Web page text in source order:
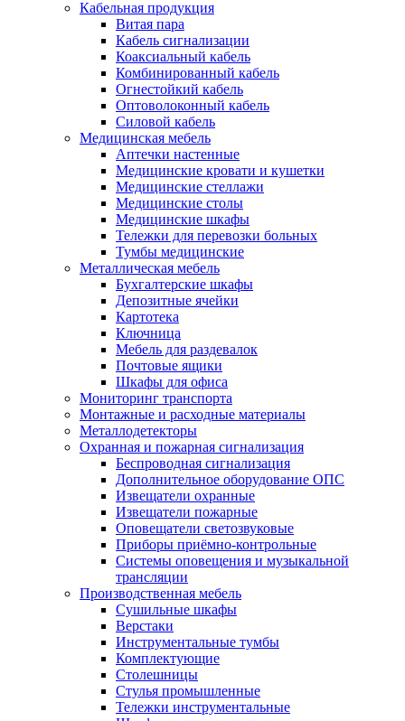
Кабельная продукция
Витая пара
Кабель сигнализации
Коаксиальный кабель
Комбинированный кабель
Огнестойкий кабель
Оптоволоконный кабель
Силовой кабель
Медицинская мебель
Аптечки настенные
Медицинские кровати и кушетки
Медицинские стеллажи
Медицинские столы
Медицинские шкафы
Тележки для перевозки больных
Тумбы медицинские
Металлическая мебель
Бухгалтерские шкафы
Депозитные ячейки
Картотека
Ключница
Мебель для раздевалок
Почтовые ящики
Шкафы для офиса
Мониторинг транспорта
Монтажные и расходные материалы
Металлодетекторы
Охранная и пожарная сигнализация
Беспроводная сигнализация
Дополнительное оборудование ОПС
Извещатели охранные
Извещатели пожарные
Оповещатели светозвуковые
Приборы приёмно-контрольные
Системы оповещения и музыкальной
трансляции
Производственная мебель
Cушильные шкафы
Верстаки
Инструментальные тумбы
Комплектующие
Столешницы
Стулья промышленные
Тележки инструментальные